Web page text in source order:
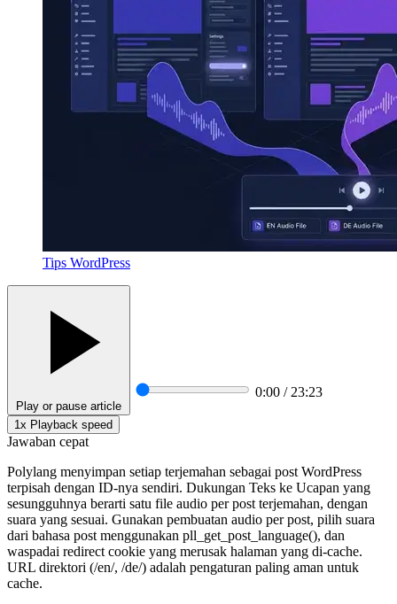
Tips WordPress
Play or pause article
0:00 / 23:23
1x Playback speed
Jawaban cepat
Polylang menyimpan setiap terjemahan sebagai post WordPress
terpisah dengan ID-nya sendiri. Dukungan Teks ke Ucapan yang
sesungguhnya berarti satu file audio per post terjemahan, dengan
suara yang sesuai. Gunakan pembuatan audio per post, pilih suara
dari bahasa post menggunakan pll_get_post_language(), dan
waspadai redirect cookie yang merusak halaman yang di-cache.
URL direktori (/en/, /de/) adalah pengaturan paling aman untuk
cache.